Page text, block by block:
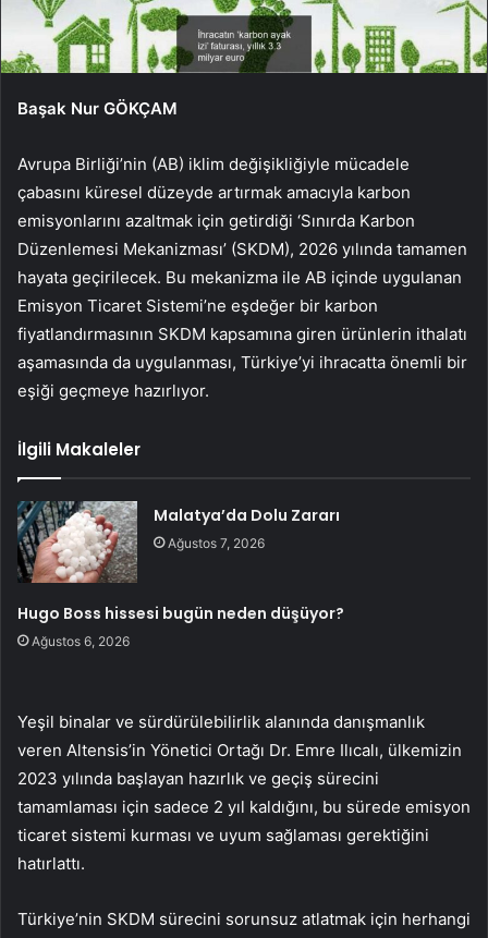
Başak Nur GÖKÇAM
Avrupa Birliği’nin (AB) iklim değişikliğiyle mücadele
çabasını küresel düzeyde artırmak amacıyla karbon
emisyonlarını azaltmak için getirdiği ‘Sınırda Karbon
Düzenlemesi Mekanizması’ (SKDM), 2026 yılında tamamen
hayata geçirilecek. Bu mekanizma ile AB içinde uygulanan
Emisyon Ticaret Sistemi’ne eşdeğer bir karbon
fiyatlandırmasının SKDM kapsamına giren ürünlerin ithalatı
aşamasında da uygulanması, Türkiye’yi ihracatta önemli bir
eşiği geçmeye hazırlıyor.
İlgili Makaleler
Malatya’da Dolu Zararı
Ağustos 7, 2026
Hugo Boss hissesi bugün neden düşüyor?
Ağustos 6, 2026
Yeşil binalar ve sürdürülebilirlik alanında danışmanlık
veren Altensis’in Yönetici Ortağı Dr. Emre Ilıcalı, ülkemizin
2023 yılında başlayan hazırlık ve geçiş sürecini
tamamlaması için sadece 2 yıl kaldığını, bu sürede emisyon
ticaret sistemi kurması ve uyum sağlaması gerektiğini
hatırlattı.
Türkiye’nin SKDM sürecini sorunsuz atlatmak için herhangi